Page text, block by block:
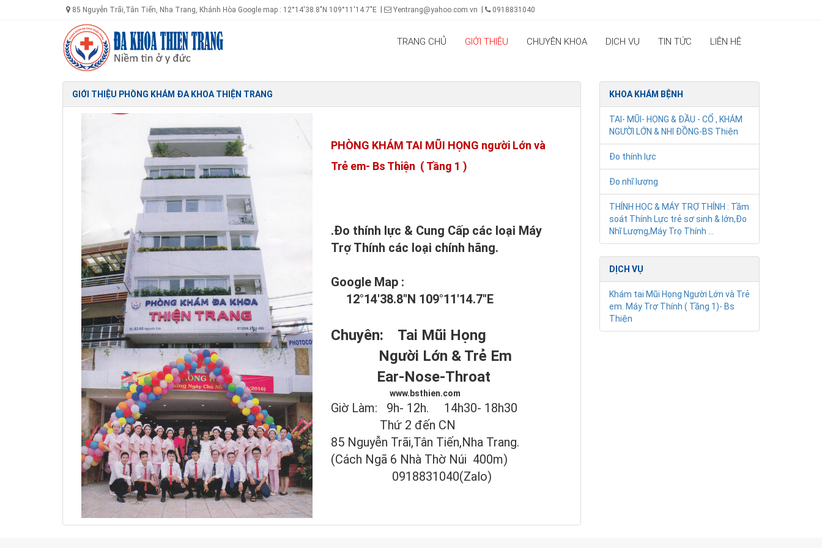
85 Nguyễn Trãi,Tân Tiến, Nha Trang, Khánh Hòa Google map : 12°14'38.8"N 109°11'14.7"E Yentrang@yahoo.com.vn 0918831040
TRANG CHỦ GIỚI THIỆU CHUYÊN KHOA DỊCH VỤ TIN TỨC LIÊN HỆ
GIỚI THIỆU PHÒNG KHÁM ĐA KHOA THIỆN TRANG
PHÒNG KHÁM TAI MŨI HỌNG người Lớn và
Trẻ em- Bs Thiện ( Tầng 1 )
.Đo thính lực & Cung Cấp các loại Máy
Trợ Thính các loại chính hãng.
Google Map :
12°14'38.8"N 109°11'14.7"E
Chuyên: Tai Mũi Họng
Người Lớn & Trẻ Em
Ear-Nose-Throat
www.bsthien.com
Giờ Làm: 9h- 12h. 14h30- 18h30
Thứ 2 đến CN
85 Nguyễn Trãi,Tân Tiến,Nha Trang.
(Cách Ngã 6 Nhà Thờ Núi 400m)
0918831040(Zalo)
KHOA KHÁM BỆNH
TAI- MŨI- HỌNG & ĐẦU - CỔ , KHÁM
NGƯỜI LỚN & NHI ĐỒNG-BS Thiện
Đo thính lực
Đo nhĩ lượng
THÍNH HỌC & MÁY TRỢ THÍNH : Tầm
soát Thính Lực trẻ sơ sinh & lớn,Đo
Nhĩ Lượng,Máy Trọ Thính ...
DỊCH VỤ
Khám tai Mũi Họng Người Lớn và Trẻ
em. Máy Trợ Thính ( Tầng 1)- Bs
Thiện